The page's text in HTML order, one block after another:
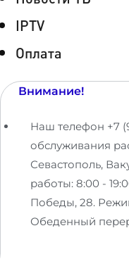
IPTV
Оплата
Внимание!
Наш телефон +7
обслуживания
Севастополь,
работы: 8:00 -
Победы, 28.
Обеденный